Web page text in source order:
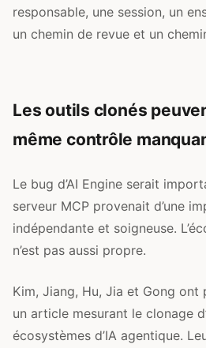
responsable, une session, un
un chemin de revue et un
Les outils clonés
même contrôle
Le bug d’AI Engine serait
serveur MCP provenait d’une
indépendante et soigneuse.
n’est pas aussi propre.
Kim, Jiang, Hu, Jia et Gong ont
un article mesurant le clonage
écosystèmes d’IA agentique.